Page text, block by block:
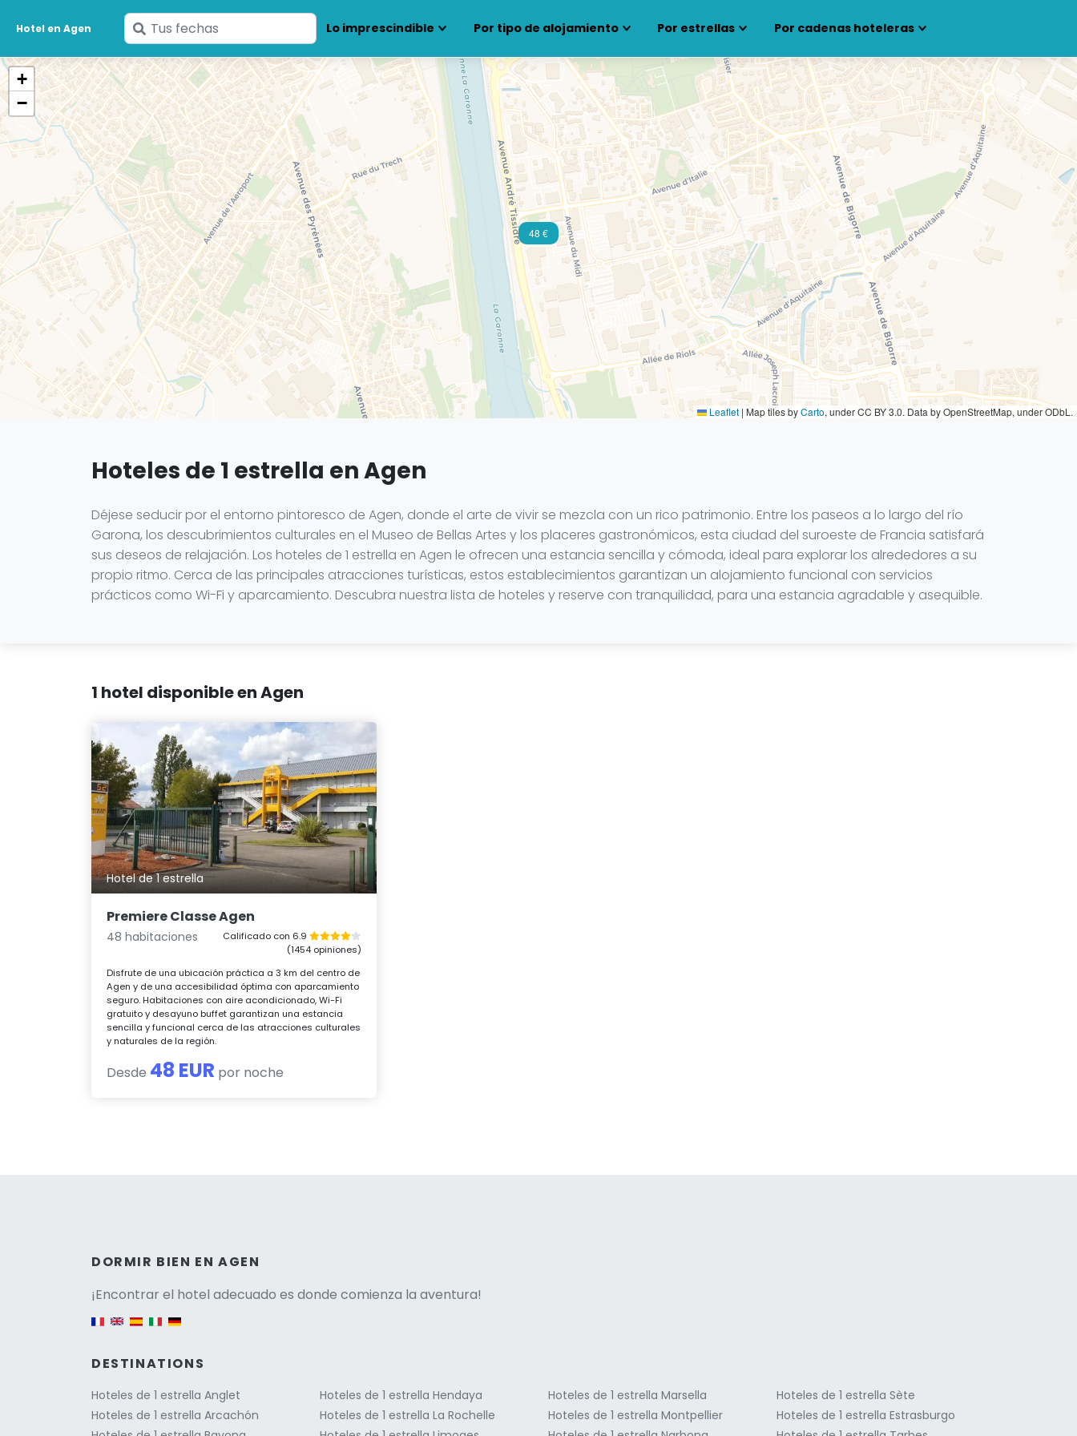
Hotel en Agen
Ingresa
tus
fechas
Lo imprescindible Por tipo de alojamiento Por estrellas Por cadenas hoteleras
48 €
+
−
Leaflet | Map tiles byCarto, under CC BY 3.0. Data by OpenStreetMap, under ODbL.
Hoteles de 1 estrella en Agen
Déjese seducir por el entorno pintoresco de Agen, donde el arte de vivir se mezcla con un rico patrimonio. Entre los paseos a lo largo del río
Garona, los descubrimientos culturales en el Museo de Bellas Artes y los placeres gastronómicos, esta ciudad del suroeste de Francia satisfará
sus deseos de relajación. Los hoteles de 1 estrella en Agen le ofrecen una estancia sencilla y cómoda, ideal para explorar los alrededores a su
propio ritmo. Cerca de las principales atracciones turísticas, estos establecimientos garantizan un alojamiento funcional con servicios
prácticos como Wi-Fi y aparcamiento. Descubra nuestra lista de hoteles y reserve con tranquilidad, para una estancia agradable y asequible.
1 hotel disponible en Agen
Hotel de 1 estrella
Premiere Classe Agen
48 habitaciones
Calificado con 6.9
(1454 opiniones)
Disfrute de una ubicación práctica a 3 km del centro de
Agen y de una accesibilidad óptima con aparcamiento
seguro. Habitaciones con aire acondicionado, Wi-Fi
gratuito y desayuno buffet garantizan una estancia
sencilla y funcional cerca de las atracciones culturales
y naturales de la región.
Desde 48 EUR por noche
DORMIR BIEN EN AGEN
¡Encontrar el hotel adecuado es donde comienza la aventura!
Versione italiana
DESTINATIONS
Hoteles de 1 estrella Anglet
Hoteles de 1 estrella Arcachón
Hoteles de 1 estrella Hendaya
Hoteles de 1 estrella La Rochelle
Hoteles de 1 estrella Marsella
Hoteles de 1 estrella Montpellier
Hoteles de 1 estrella Sète
Hoteles de 1 estrella Estrasburgo